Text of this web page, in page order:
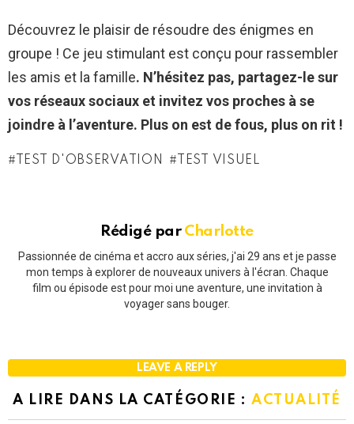
Découvrez le plaisir de résoudre des énigmes en
groupe ! Ce jeu stimulant est conçu pour rassembler
les amis et la famille. N’hésitez pas, partagez-le sur
vos réseaux sociaux et invitez vos proches à se
joindre à l’aventure. Plus on est de fous, plus on rit !
TEST D'OBSERVATION TEST VISUEL
Rédigé par Charlotte
Passionnée de cinéma et accro aux séries, j'ai 29 ans et je passe
mon temps à explorer de nouveaux univers à l'écran. Chaque
film ou épisode est pour moi une aventure, une invitation à
voyager sans bouger.
LEAVE A REPLY
A LIRE DANS LA CATÉGORIE : ACTUALITÉ